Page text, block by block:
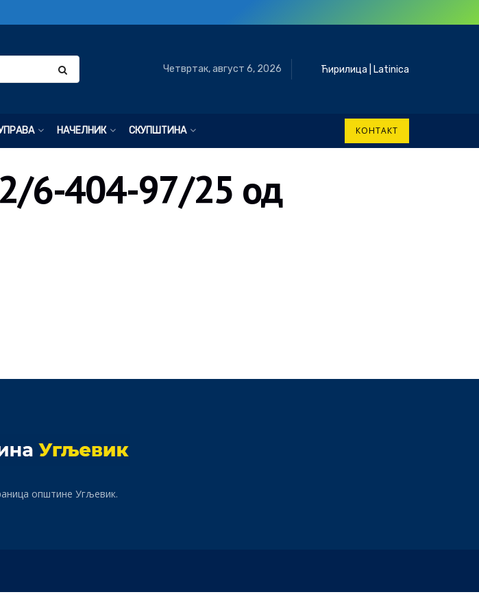
Четвртак, август 6, 2026 Ћирилица Latinica
НАЧЕЛНИК СКУПШТИНА КОНТАКТ
6-404-97/25 од
општине Угљевик.